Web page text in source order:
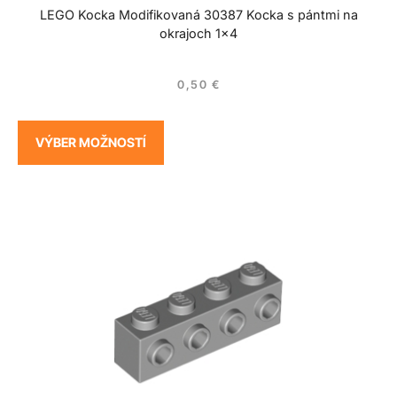
LEGO Kocka Modifikovaná 30387 Kocka s pántmi na
okrajoch 1×4
0,50 €
VÝBER MOŽNOSTÍ